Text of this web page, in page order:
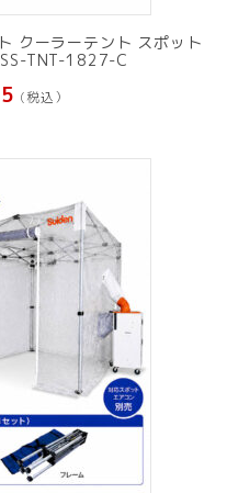
クーラーテント スポット
TNT-1827-C
(税込）